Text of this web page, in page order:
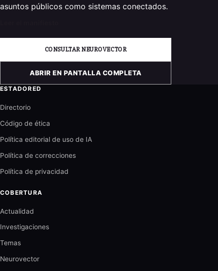
asuntos públicos como sistemas conectados.
CONSULTAR NEUROVECTOR
ABRIR EN PANTALLA COMPLETA
ESTADORED
Directorio
Código de ética
Política editorial de uso de IA
Política de correcciones
Política de privacidad
COBERTURA
Actualidad
Investigaciones
Temas
Neurovector